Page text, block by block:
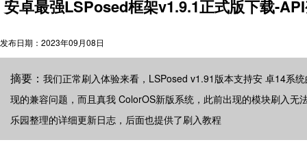
安卓最强LSPosed框架v1.9.1正式版下载-
发布日期： 2023年09月08日
摘要： 我们正常刷入体验来看，LSPosed v1.91版本支持安 卓14系
现的兼容问题，而且真我 ColorOS新版系统，此前出现的模块刷入
乐园整理的详细更新日志，后面也提供了刷入教程